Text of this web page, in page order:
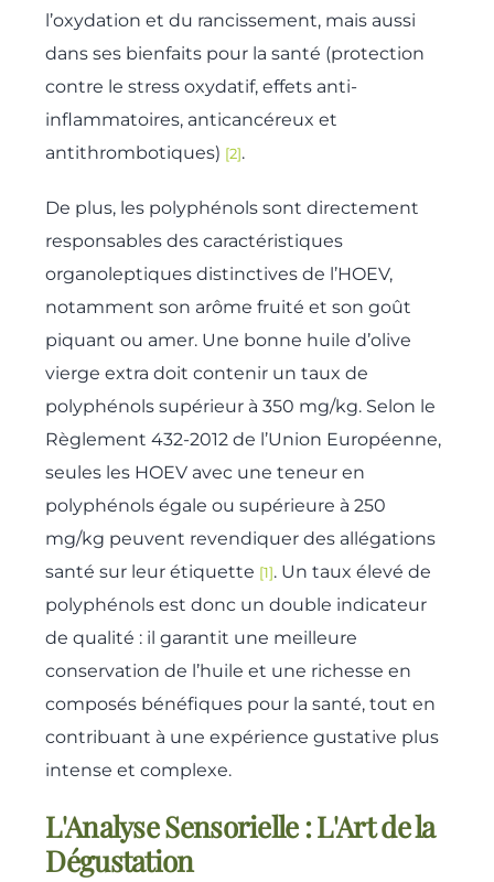
l’oxydation et du rancissement, mais aussi
dans ses bienfaits pour la santé (protection
contre le stress oxydatif, effets anti-
inflammatoires, anticancéreux et
antithrombotiques) [2].
De plus, les polyphénols sont directement
responsables des caractéristiques
organoleptiques distinctives de l’HOEV,
notamment son arôme fruité et son goût
piquant ou amer. Une bonne huile d’olive
vierge extra doit contenir un taux de
polyphénols supérieur à 350 mg/kg. Selon le
Règlement 432-2012 de l’Union Européenne,
seules les HOEV avec une teneur en
polyphénols égale ou supérieure à 250
mg/kg peuvent revendiquer des allégations
santé sur leur étiquette [1]. Un taux élevé de
polyphénols est donc un double indicateur
de qualité : il garantit une meilleure
conservation de l’huile et une richesse en
composés bénéfiques pour la santé, tout en
contribuant à une expérience gustative plus
intense et complexe.
L'Analyse Sensorielle : L'Art de la
Dégustation